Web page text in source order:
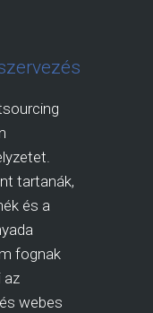
tartanák,
és a
fognak
az
webes